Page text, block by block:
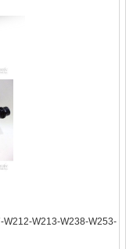
W213-W238-W253-